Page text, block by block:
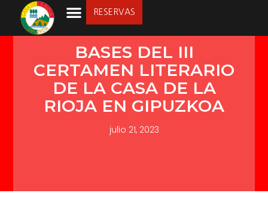
RESERVAS
BASES DEL III
CERTAMEN LITERARIO
DE LA CASA DE LA
RIOJA EN GIPUZKOA
julio 21, 2023